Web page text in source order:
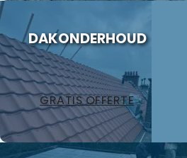
DAKONDERHOUD
GRATIS OFFERTE